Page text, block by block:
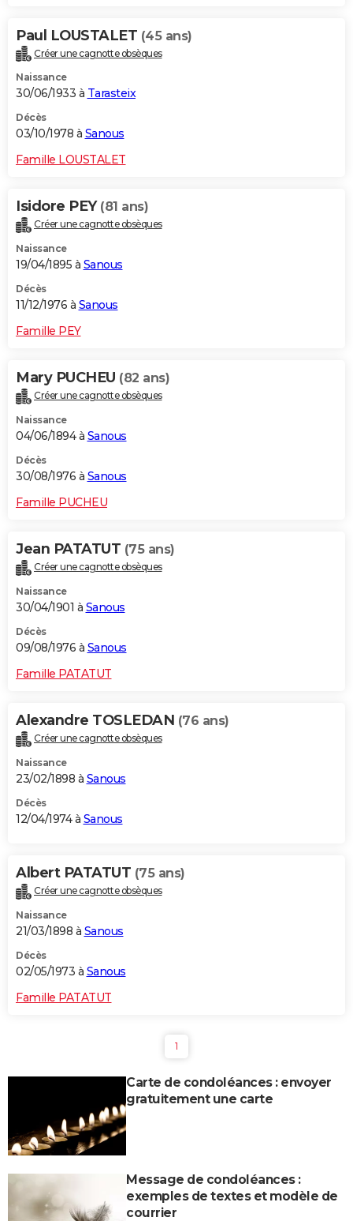
Paul LOUSTALET (45 ans)
Créer une cagnotte obsèques
Naissance
30/06/1933 à Tarasteix
Décès
03/10/1978 à Sanous
Famille LOUSTALET
Isidore PEY (81 ans)
Créer une cagnotte obsèques
Naissance
19/04/1895 à Sanous
Décès
11/12/1976 à Sanous
Famille PEY
Mary PUCHEU (82 ans)
Créer une cagnotte obsèques
Naissance
04/06/1894 à Sanous
Décès
30/08/1976 à Sanous
Famille PUCHEU
Jean PATATUT (75 ans)
Créer une cagnotte obsèques
Naissance
30/04/1901 à Sanous
Décès
09/08/1976 à Sanous
Famille PATATUT
Alexandre TOSLEDAN (76 ans)
Créer une cagnotte obsèques
Naissance
23/02/1898 à Sanous
Décès
12/04/1974 à Sanous
Albert PATATUT (75 ans)
Créer une cagnotte obsèques
Naissance
21/03/1898 à Sanous
Décès
02/05/1973 à Sanous
Famille PATATUT
1
Carte de condoléances : envoyer
gratuitement une carte
Message de condoléances :
exemples de textes et modèle de
courrier